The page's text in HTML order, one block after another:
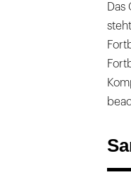
Das